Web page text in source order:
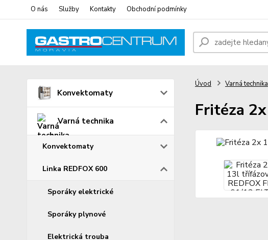
O nás Služby Kontakty Obchodní podmínky
Konvektomaty
Varná technika
Konvektomaty
Linka REDFOX 600
Sporáky elektrické
Sporáky plynové
Elektrická trouba
Úvod Varná technika
Fritéza